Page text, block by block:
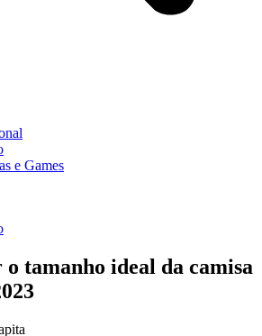
e Games
o tamanho ideal da camisa